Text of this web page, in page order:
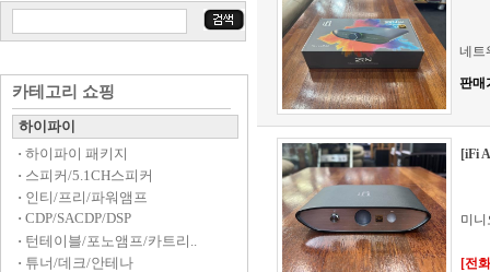
카테고리 쇼핑
하이파이
· 하이파이 패키지
· 스피커/5.1CH스피커
· 인티/프리/파워앰프
· CDP/SACDP/DSP
· 턴테이블/포노앰프/카트리..
· 튜너/데크/안테나
네트
판매
[iFi
미
[전